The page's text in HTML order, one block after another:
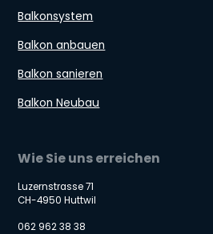
Balkonsystem
Balkon anbauen
Balkon sanieren
Balkon Neubau
Wie Sie uns erreichen
Luzernstrasse 71
CH-4950 Huttwil
062 962 38 38